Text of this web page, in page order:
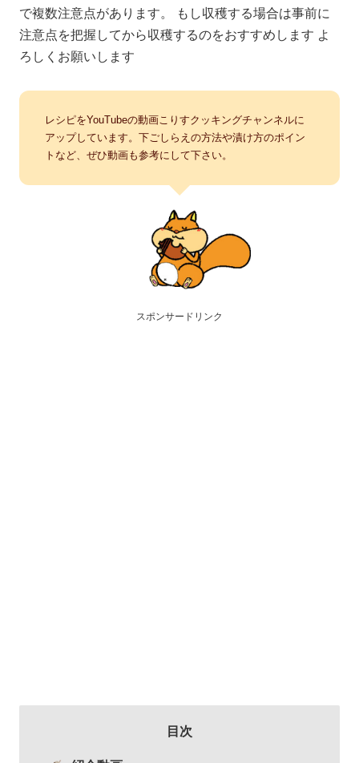
で複数注意点があります。 もし収穫する場合は事前に
注意点を把握してから収穫するのをおすすめします よ
ろしくお願いします
レシピをYouTubeの動画こりすクッキングチャンネルに
アップしています。下ごしらえの方法や漬け方のポイン
トなど、ぜひ動画も参考にして下さい。
スポンサードリンク
目次